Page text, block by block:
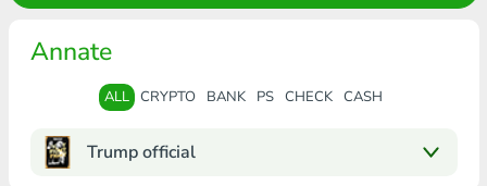
Annate
ALL CRYPTO BANK PS CHECK CASH
Trump official